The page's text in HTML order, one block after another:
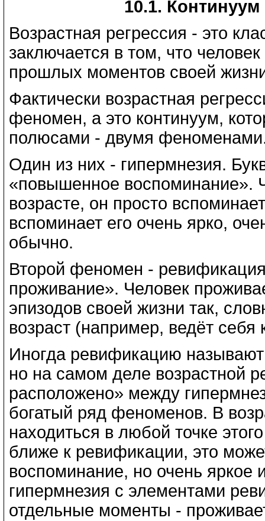
10.1. Континуум
Возрастная регрессия - это
заключается в том, что
прошлых моментов своей
Фактически возрастная
феномен, а это континуум,
полюсами - двумя
Один из них - гипермнезия.
«повышенное воспоминание».
возрасте, он просто
вспоминает его очень ярко,
обычно.
Второй феномен -
проживание». Человек
эпизодов своей жизни так,
возраст (например, ведёт
Иногда ревификацию называют
но на самом деле возрастной
расположено» между
богатый ряд феноменов. В
находиться в любой точке
ближе к ревификации, это
воспоминание, но очень яркое
гипермнезия с элементами
отдельные моменты -